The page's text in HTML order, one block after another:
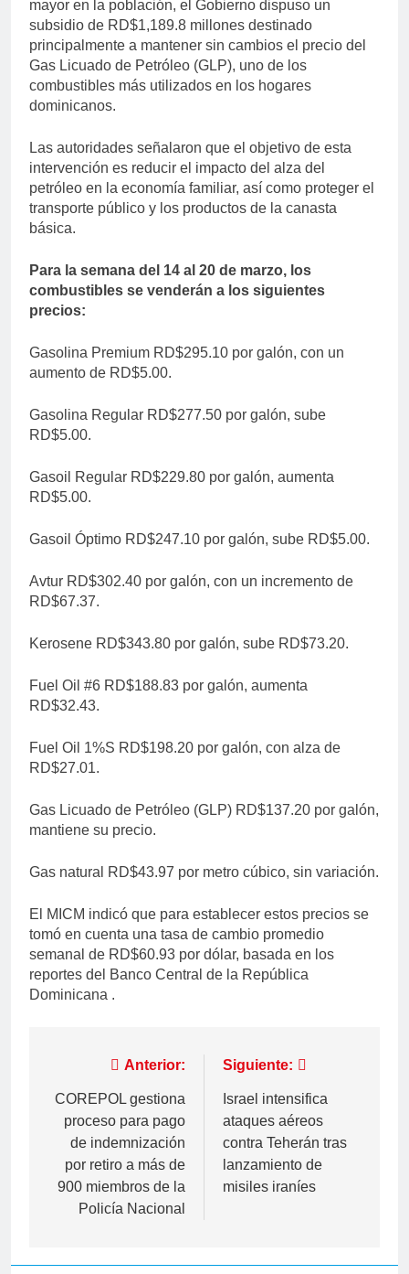
mayor en la población, el Gobierno dispuso un
subsidio de RD$1,189.8 millones destinado
principalmente a mantener sin cambios el precio del
Gas Licuado de Petróleo (GLP), uno de los
combustibles más utilizados en los hogares
dominicanos.
Las autoridades señalaron que el objetivo de esta
intervención es reducir el impacto del alza del
petróleo en la economía familiar, así como proteger el
transporte público y los productos de la canasta
básica.
Para la semana del 14 al 20 de marzo, los
combustibles se venderán a los siguientes
precios:
Gasolina Premium RD$295.10 por galón, con un
aumento de RD$5.00.
Gasolina Regular RD$277.50 por galón, sube
RD$5.00.
Gasoil Regular RD$229.80 por galón, aumenta
RD$5.00.
Gasoil Óptimo RD$247.10 por galón, sube RD$5.00.
Avtur RD$302.40 por galón, con un incremento de
RD$67.37.
Kerosene RD$343.80 por galón, sube RD$73.20.
Fuel Oil #6 RD$188.83 por galón, aumenta
RD$32.43.
Fuel Oil 1%S RD$198.20 por galón, con alza de
RD$27.01.
Gas Licuado de Petróleo (GLP) RD$137.20 por galón,
mantiene su precio.
Gas natural RD$43.97 por metro cúbico, sin variación.
El MICM indicó que para establecer estos precios se
tomó en cuenta una tasa de cambio promedio
semanal de RD$60.93 por dólar, basada en los
reportes del Banco Central de la República
Dominicana .
Navegación
de
entradas
Anterior:
COREPOL gestiona
proceso para pago
de indemnización
por retiro a más de
900 miembros de la
Policía Nacional
Siguiente:
Israel intensifica
ataques aéreos
contra Teherán tras
lanzamiento de
misiles iraníes